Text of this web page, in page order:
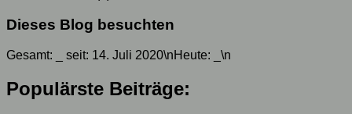
Dieses Blog besuchten
Gesamt: seit: 14. Juli 2020\nHeute: \n
Populärste Beiträge: